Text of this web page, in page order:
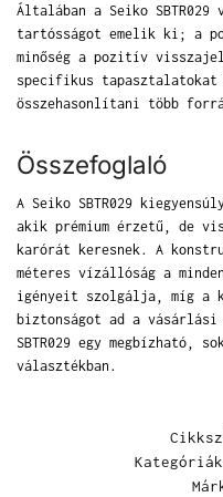
Általában a Seiko SBTR029
tartósságot emelik ki; a
minőség a pozitív
specifikus tapasztalatokat
összehasonlítani több
Összefoglaló
A Seiko SBTR029
akik prémium érzetű, de
karórát keresnek. A
méteres vízállóság a
igényeit szolgálja, míg a
biztonságot ad a vásárlási
SBTR029 egy megbízható,
választékban.